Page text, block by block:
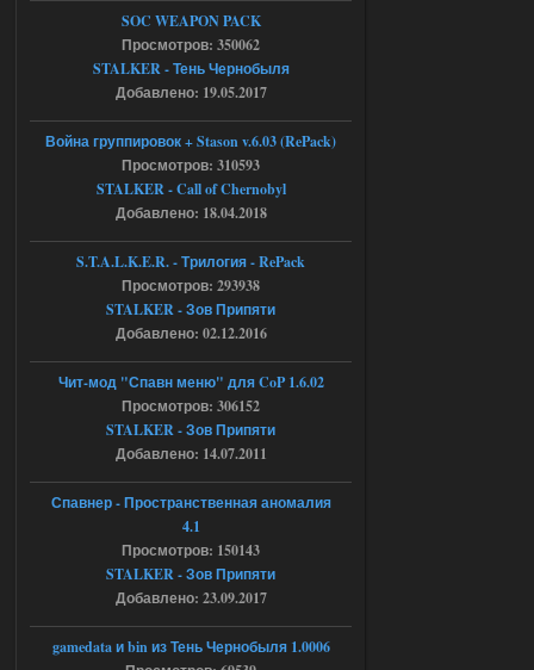
Stalker-Mods-Clan-su
Доступно только для пользователей
Ответить ➤
04.08.2026
Объединенный Пак 2 + OGSR +
STCoP WP 3.4
Доступно только для пользователей
Ответить ➤
04.08.2026
Объединенный Пак 2 + OGSR +
STCoP WP 3.4
Доступно только для пользователей
Ответить ➤
Объединенный Пак 2 + OGSR +
STCoP WP 3.4
SOC WEAPON PACK
Просмотров: 350062
STALKER - Тень Чернобыля
Добавлено: 19.05.2017
Война группировок + Stason v.6.03 (RePack)
Просмотров: 310593
STALKER - Call of Chernobyl
Добавлено: 18.04.2018
S.T.A.L.K.E.R. - Трилогия - RePack
Просмотров: 293938
STALKER - Зов Припяти
Добавлено: 02.12.2016
Чит-мод "Спавн меню" для CoP 1.6.02
Просмотров: 306152
STALKER - Зов Припяти
Добавлено: 14.07.2011
Спавнер - Пространственная аномалия
4.1
Просмотров: 150143
STALKER - Зов Припяти
Добавлено: 23.09.2017
gamedata и bin из Тень Чернобыля 1.0006